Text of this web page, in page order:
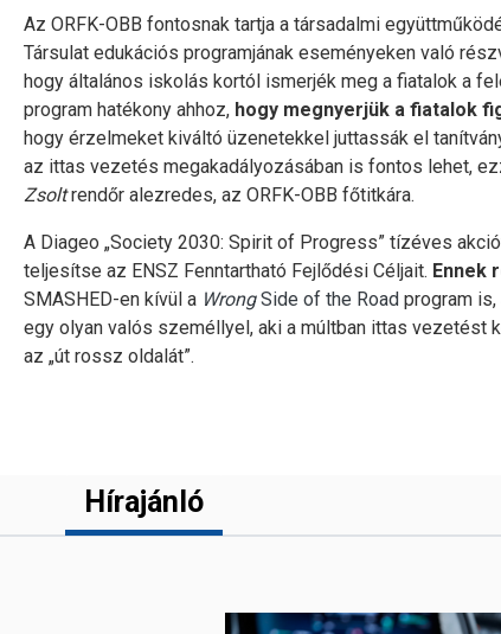
Az ORFK-OBB fontosnak tartja a társadalmi
Társulat edukációs programjának eseményeken való
hogy általános iskolás kortól ismerjék meg a fiatalok a
program hatékony ahhoz, hogy megnyerjük a fiatalok
hogy érzelmeket kiváltó üzenetekkel juttassák el
az ittas vezetés megakadályozásában is fontos lehet,
Zsoltrendőr alezredes, az ORFK-OBB főtitkára.
A Diageo „Society 2030: Spirit of Progress” tízéves
teljesítse az ENSZ Fenntartható Fejlődési Céljait. Ennek
SMASHED-en kívül a WrongSide of the Road program
egy olyan valós személlyel, aki a múltban ittas
az „út rossz oldalát”.
Hírajánló